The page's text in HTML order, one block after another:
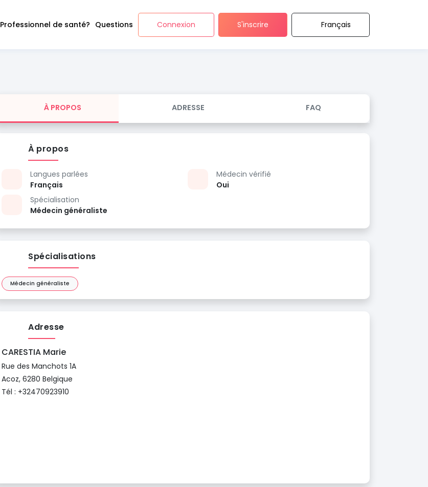
Professionnel de santé? Questions Connexion S'inscrire Français
À PROPOS ADRESSE FAQ
À propos
Langues parlées
Français
Spécialisation
Médecin généraliste
Médecin vérifié
Oui
Spécialisations
Médecin généraliste
Adresse
CARESTIA Marie
Rue des Manchots 1A
Acoz, 6280 Belgique
Tél : +32470923910